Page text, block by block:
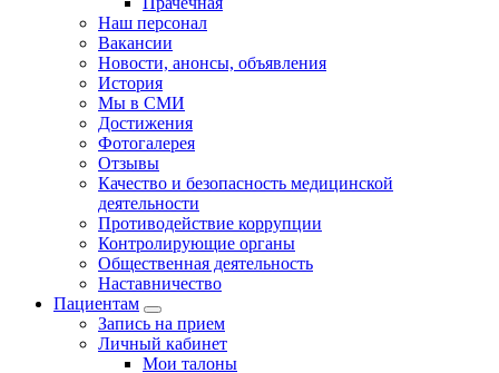
Наш персонал
Вакансии
Новости, анонсы, объявления
История
Мы в СМИ
Достижения
Фотогалерея
Отзывы
Качество и безопасность медицинской
деятельности
Противодействие коррупции
Контролирующие органы
Общественная деятельность
Наставничество
Пациентам
Запись на прием
Личный кабинет
Мои талоны